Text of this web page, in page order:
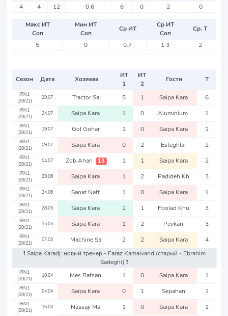
4
4 12 -0.6 6 0 2 0
Макс ИТ
Соп
Мин ИТ
Соп
Ср ИТ
Ср ИТ
Соп
Ср. Т
5
0 0.7 1.3 2
Сезон Дата Хозяева
ИТ
1
ИТ
2
Гости Т
IRN1
(20/21)
29.07 Tractor Sa 5 1 Saipa Kara 6
IRN1
(20/21)
24.07 Saipa Kara 1 0 Aluminium 1
IRN1
(20/21)
19.07 Gol Gohar 1 0 Saipa Kara 1
IRN1
(20/21)
09.07 Saipa Kara 0 2 Esteghlal 2
IRN1
(20/21)
04.07 Zob Ahan 13 1 1 Saipa Kara 2
IRN1
(20/21)
29.06 Saipa Kara 1 2 Padideh Kh 3
IRN1
(20/21)
24.06 Sanat Naft 1 0 Saipa Kara 1
IRN1
(20/21)
28.05 Saipa Kara 2 1 Foolad Khu 3
IRN1
(20/21)
15.05 Saipa Kara 1 2 Peykan 3
IRN1
(20/21)
07.05 Machine Sa 2 2 Saipa Kara
4
❗️ Saipa Karadj: новый тренер - Faraz Kamalvand (старый - Ebrahim
Sadeghi) ❗️
IRN1
(20/21)
10.04 Mes Rafsan 1 0 Saipa Kara 1
IRN1
(20/21)
04.04 Saipa Kara 0 1 Sepahan 1
IRN1
(20/21)
16.03 Nassaji Ma 1 0 Saipa Kara 1